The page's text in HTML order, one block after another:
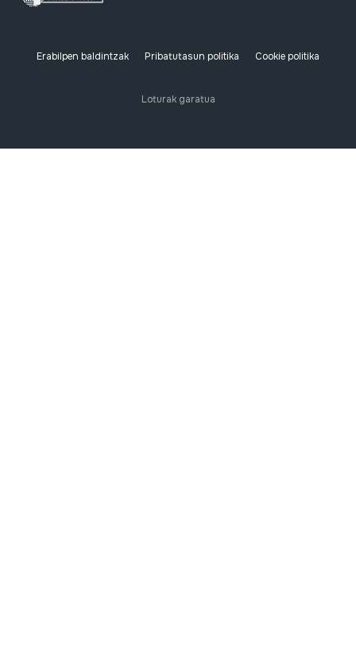
Erabilpen baldintzak Pribatutasun politika Cookie politika
Loturak garatua